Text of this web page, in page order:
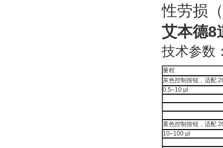
性劳损
艾本德8
技术参数
量程
灰色控制按钮，适配
0.5–10 μl
黄色控制按钮，适配
10–100 μl